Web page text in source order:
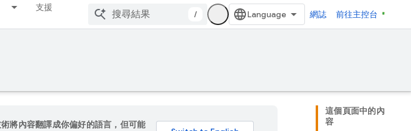
支援
/ 網誌 前往主控台
這個頁面中的內
容
將內容翻譯成你偏好的語言，但可能